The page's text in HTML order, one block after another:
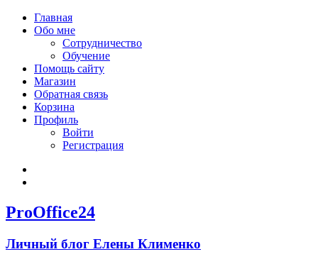
Главная
Обо мне
Сотрудничество
Обучение
Помощь сайту
Магазин
Обратная связь
Корзина
Профиль
Войти
Регистрация
ProOffice24
Личный блог Елены Клименко